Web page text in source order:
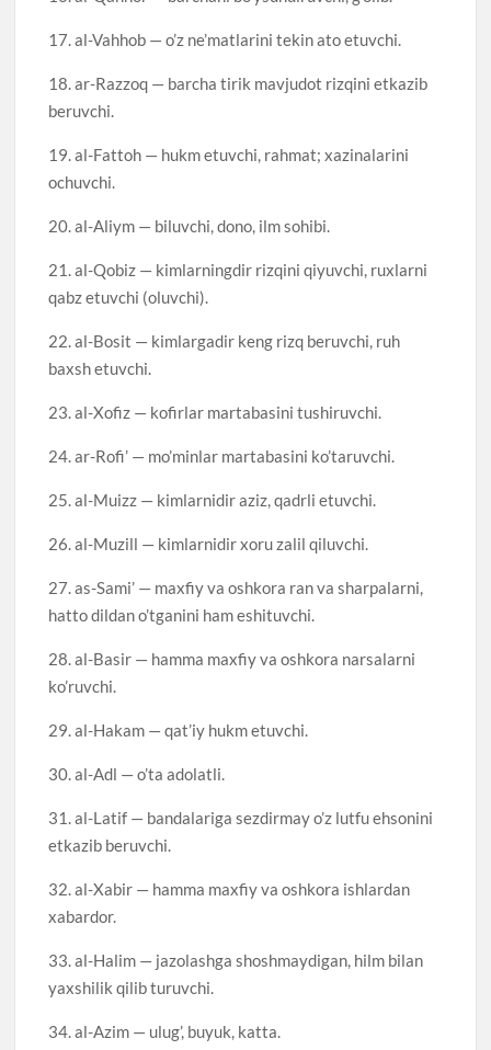
17. al-Vahhob — o’z ne’matlarini tekin ato etuvchi.
18. ar-Razzoq — barcha tirik mavjudot rizqini etkazib
beruvchi.
19. al-Fattoh — hukm etuvchi, rahmat; xazinalarini
ochuvchi.
20. al-Aliym — biluvchi, dono, ilm sohibi.
21. al-Qobiz — kimlarningdir rizqini qiyuvchi, ruxlarni
qabz etuvchi (oluvchi).
22. al-Bosit — kimlargadir keng rizq beruvchi, ruh
baxsh etuvchi.
23. al-Xofiz — kofirlar martabasini tushiruvchi.
24. ar-Rofi’ — mo’minlar martabasini ko’taruvchi.
25. al-Muizz — kimlarnidir aziz, qadrli etuvchi.
26. al-Muzill — kimlarnidir xoru zalil qiluvchi.
27. as-Sami’ — maxfiy va oshkora ran va sharpalarni,
hatto dildan o’tganini ham eshituvchi.
28. al-Basir — hamma maxfiy va oshkora narsalarni
ko’ruvchi.
29. al-Hakam — qat’iy hukm etuvchi.
30. al-Adl — o’ta adolatli.
31. al-Latif — bandalariga sezdirmay o’z lutfu ehsonini
etkazib beruvchi.
32. al-Xabir — hamma maxfiy va oshkora ishlardan
xabardor.
33. al-Halim — jazolashga shoshmaydigan, hilm bilan
yaxshilik qilib turuvchi.
34. al-Azim — ulug’, buyuk, katta.